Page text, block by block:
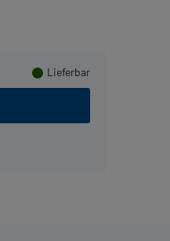
Lieferbar